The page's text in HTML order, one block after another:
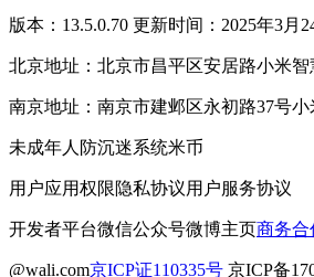
版本：13.5.0.70 更新时间：2025年3月
北京地址：北京市昌平区安居路小米智
南京地址：南京市建邺区永初路37号
未成年人防沉迷系统米币
用户应用权限隐私协议用户服务协议
开发者平台微信公众号微博主页商务合
@wali.com京ICP证110335号 京ICP备